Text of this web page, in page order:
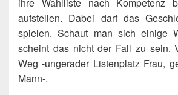
ihre Wahlliste nach Kompetenz
aufstellen. Dabei darf das
spielen. Schaut man sich einige
scheint das nicht der Fall zu sein.
Weg -ungerader Listenplatz Frau,
Mann-.